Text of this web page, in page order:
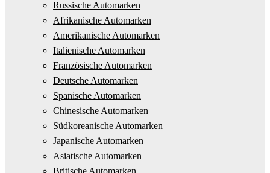
Russische Automarken
Afrikanische Automarken
Amerikanische Automarken
Italienische Automarken
Französische Automarken
Deutsche Automarken
Spanische Automarken
Chinesische Automarken
Südkoreanische Automarken
Japanische Automarken
Asiatische Automarken
Britische Automarken